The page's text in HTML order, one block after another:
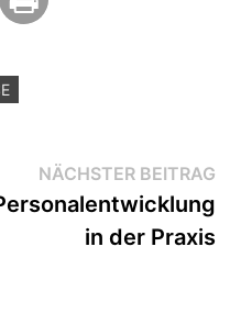
NÄCHSTER BEITRAG
in der Praxis